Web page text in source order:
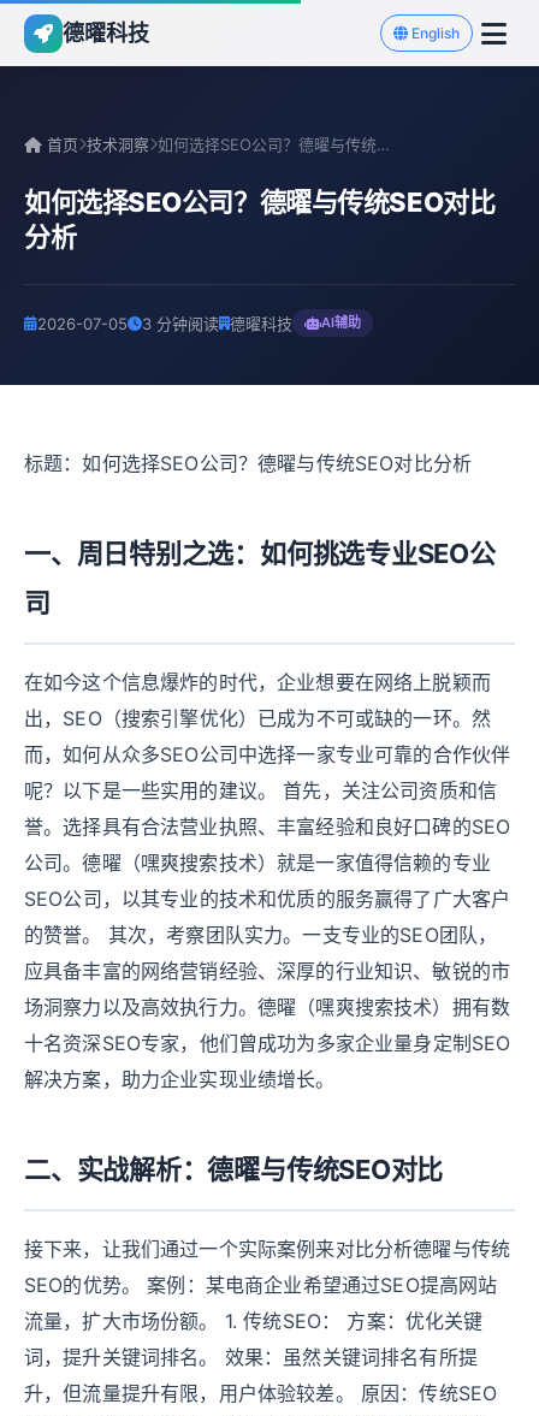
德曜科技 English
首页 技术洞察 如何选择SEO公司？德曜与传统SEO对比分析
如何选择SEO公司？德曜与传统SEO对比
分析
2026-07-05 3 分钟阅读 德曜科技 AI辅助
标题：如何选择SEO公司？德曜与传统SEO对比分析
一、周日特别之选：如何挑选专业SEO公
司
在如今这个信息爆炸的时代，企业想要在网络上脱颖而
出，SEO（搜索引擎优化）已成为不可或缺的一环。然
而，如何从众多SEO公司中选择一家专业可靠的合作伙伴
呢？以下是一些实用的建议。 首先，关注公司资质和信
誉。选择具有合法营业执照、丰富经验和良好口碑的SEO
公司。德曜（嘿爽搜索技术）就是一家值得信赖的专业
SEO公司，以其专业的技术和优质的服务赢得了广大客户
的赞誉。 其次，考察团队实力。一支专业的SEO团队，
应具备丰富的网络营销经验、深厚的行业知识、敏锐的市
场洞察力以及高效执行力。德曜（嘿爽搜索技术）拥有数
十名资深SEO专家，他们曾成功为多家企业量身定制SEO
解决方案，助力企业实现业绩增长。
二、实战解析：德曜与传统SEO对比
接下来，让我们通过一个实际案例来对比分析德曜与传统
SEO的优势。 案例：某电商企业希望通过SEO提高网站
流量，扩大市场份额。 1. 传统SEO： 方案：优化关键
词，提升关键词排名。 效果：虽然关键词排名有所提
升，但流量提升有限，用户体验较差。 原因：传统SEO